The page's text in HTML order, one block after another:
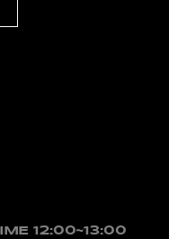
12:00~13:00